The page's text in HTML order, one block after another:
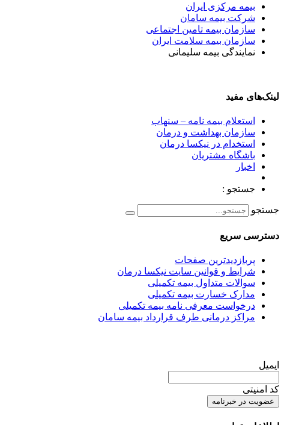
بیمه مرکزی ایران
شرکت بیمه سامان
سازمان بیمه تامین اجتماعی
سازمان بیمه سلامت ایران
نمایندگی بیمه سلیمانی
لینک‌های مفید
استعلام بیمه نامه – سنهاب
سازمان بهداشت و درمان
استخدام در نیکسا درمان
باشگاه مشتریان
اخبار
جستجو :
جستجو
دسترسی سریع
پربازدیدترین صفحات
شرایط و قوانین سایت نیکسا درمان
سوالات متداول بیمه تکمیلی
مدارک خسارت بیمه تکمیلی
درخواست معرفی نامه بیمه تکمیلی
مراکز درمانی طرف قرارداد بیمه سامان
ایمیل
کد امنیتی